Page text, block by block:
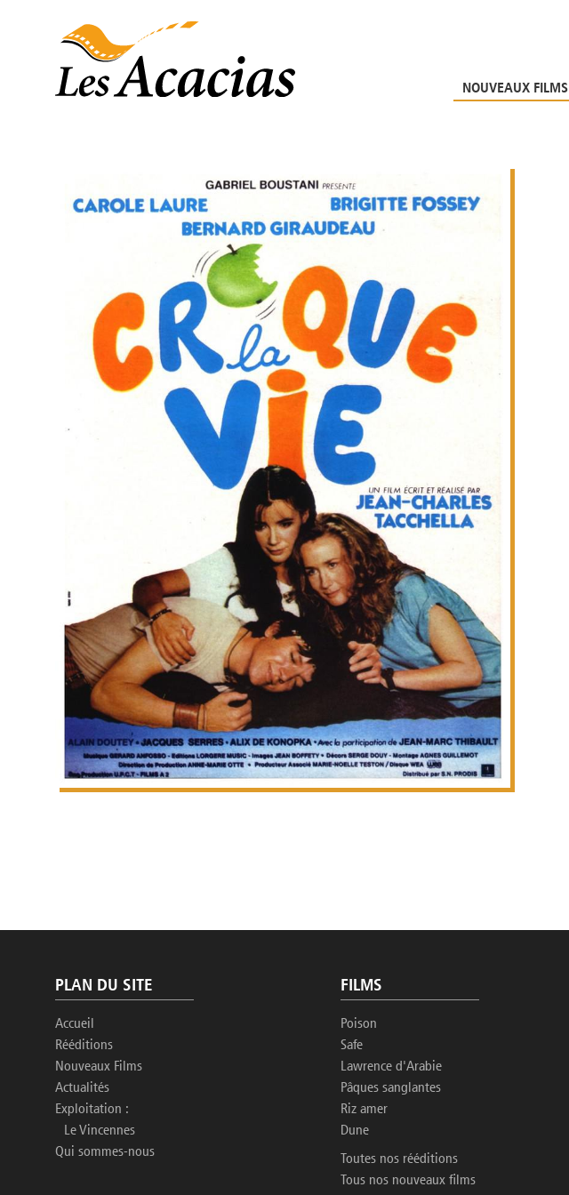
NOUVEAUX FILMS
PLAN DU SITE
Accueil
Rééditions
Nouveaux Films
Actualités
Exploitation :
Le Vincennes
Qui sommes-nous
FILMS
Poison
Safe
Lawrence d'Arabie
Pâques sanglantes
Riz amer
Dune
Toutes nos rééditions
Tous nos nouveaux films